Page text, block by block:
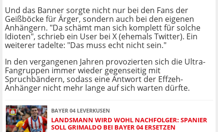
Und das Banner sorgte nicht nur bei den Fans der
Geißböcke für Ärger, sondern auch bei den eigenen
Anhängern. "Da schämt man sich komplett für solche
Idioten", schrieb ein User bei X (ehemals Twitter). Ein
weiterer tadelte: "Das muss echt nicht sein."
In den vergangenen Jahren provozierten sich die Ultra-
Fangruppen immer wieder gegenseitig mit
Spruchbändern, sodass eine Antwort der Effzeh-
Anhänger nicht mehr lange auf sich warten dürfte.
BAYER 04 LEVERKUSEN
LANDSMANN WIRD WOHL NACHFOLGER: SPANIER
SOLL GRIMALDO BEI BAYER 04 ERSETZEN